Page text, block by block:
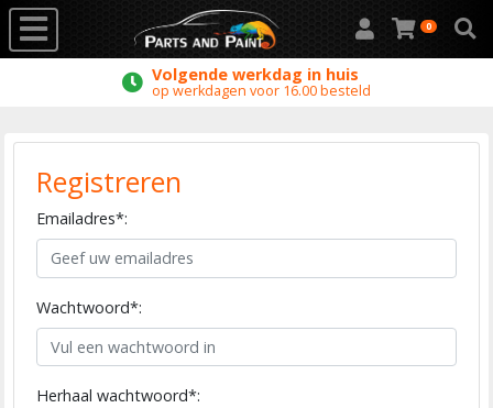
0
Volgende werkdag in huis
op werkdagen voor 16.00 besteld
Registreren
Emailadres*:
Wachtwoord*:
Herhaal wachtwoord*: